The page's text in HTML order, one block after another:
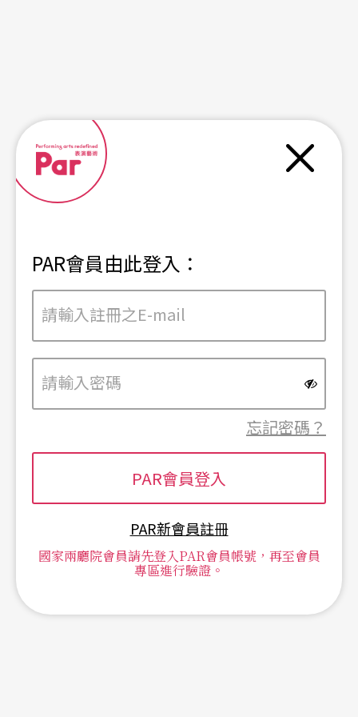
PAR會員由此登入：
忘記密碼？
PAR新會員註冊
國家兩廳院會員請先登入PAR會員帳號，再至會員
專區進行驗證。